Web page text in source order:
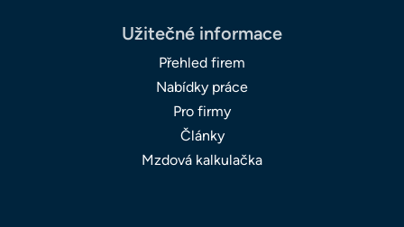
Užitečné informace
Přehled firem
Nabídky práce
Pro firmy
Články
Mzdová kalkulačka